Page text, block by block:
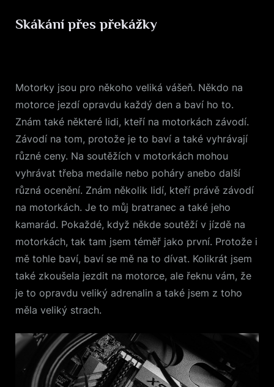
Skákání přes překážky
Motorky jsou pro někoho veliká vášeň. Někdo na
motorce jezdí opravdu každý den a baví ho to.
Znám také některé lidi, kteří na motorkách závodí.
Závodí na tom, protože je to baví a také vyhrávají
různé ceny. Na soutěžích v motorkách mohou
vyhrávat třeba medaile nebo poháry anebo další
různá ocenění. Znám několik lidí, kteří právě závodí
na motorkách. Je to můj bratranec a také jeho
kamarád. Pokaždé, když někde soutěží v jízdě na
motorkách, tak tam jsem téměř jako první. Protože i
mě tohle baví, baví se mě na to dívat. Kolikrát jsem
také zkoušela jezdit na motorce, ale řeknu vám, že
je to opravdu veliký adrenalin a také jsem z toho
měla veliký strach.